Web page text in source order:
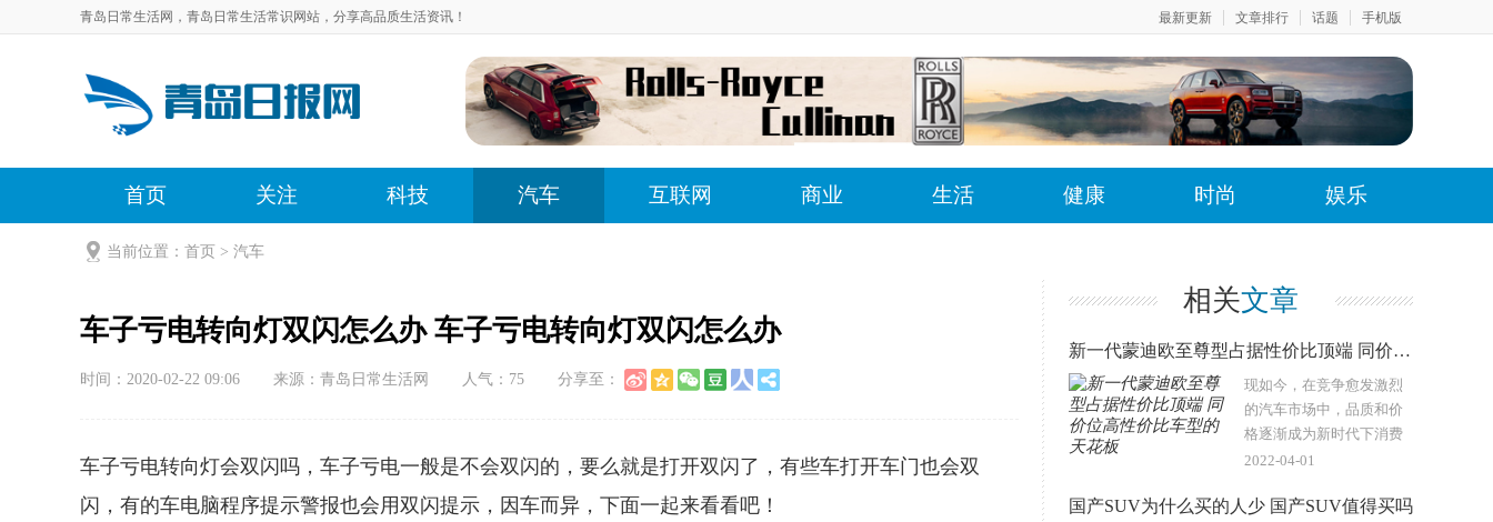
青岛日常生活网，青岛日常生活常识网站，分享高品质生活资讯！ 最新更新 文章排行 话题 手机版
首页 关注 科技 汽车 互联网 商业 生活 健康 时尚 娱乐
当前位置： 首页 > 汽车
车子亏电转向灯双闪怎么办 车子亏电转向灯双闪怎么办
时间：2020-02-22 09:06 来源：青岛日常生活网 人气： 75 分享至：
车子亏电转向灯会双闪吗，车子亏电一般是不会双闪的，要么就是打开双闪了，有些车打开车门也会双
闪，有的车电脑程序提示警报也会用双闪提示，因车而异，下面一起来看看吧！
相关文章
新一代蒙迪欧至尊型占据性价比顶端 同价位高性价比车型的天花板
现如今，在竞争愈发激烈
的汽车市场中，品质和价
格逐渐成为新时代下消费
者所关心的话题，而各大
比”的车型来迎合消费者的
2022-04-01
国产SUV为什么买的人少 国产SUV值得买吗